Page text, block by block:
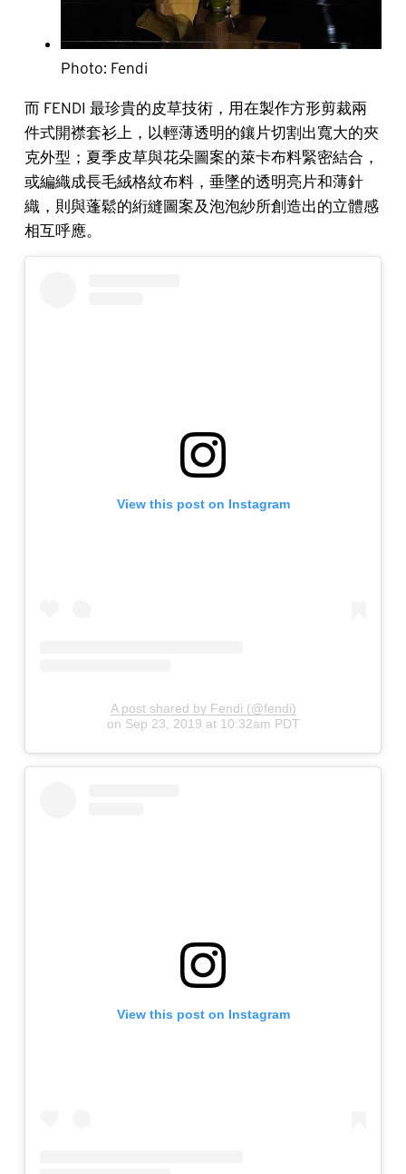
Photo: Fendi
而 FENDI 最珍貴的皮草技術，用在製作方形剪裁兩
件式開襟套衫上，以輕薄透明的鑲片切割出寬大的夾
克外型；夏季皮草與花朵圖案的萊卡布料緊密結合，
或編織成長毛絨格紋布料，垂墜的透明亮片和薄針
織，則與蓬鬆的絎縫圖案及泡泡紗所創造出的立體感
相互呼應。
View this post on Instagram
A post shared by Fendi (@fendi)
on Sep 23, 2019 at 10:32am PDT
View this post on Instagram